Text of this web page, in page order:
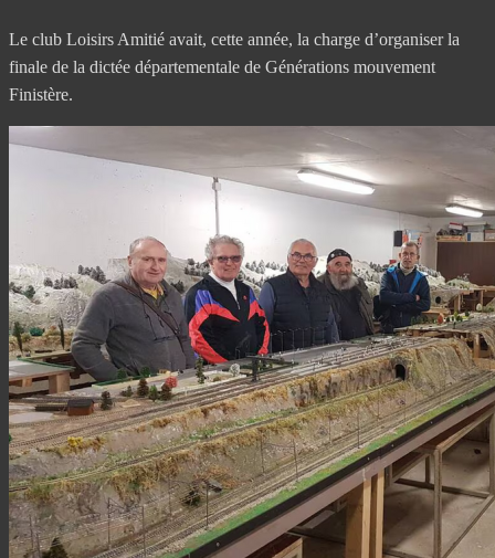
Le club Loisirs Amitié avait, cette année, la charge d’organiser la
finale de la dictée départementale de Générations mouvement
Finistère.